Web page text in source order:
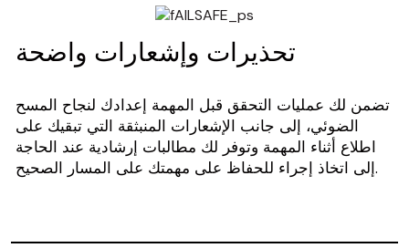
تحذيرات وإشعارات واضحة
تضمن لك عمليات التحقق قبل المهمة إعدادك لنجاح المسح
الضوئي، إلى جانب الإشعارات المنبثقة التي تبقيك على
اطلاع أثناء المهمة وتوفر لك مطالبات إرشادية عند الحاجة
إلى اتخاذ إجراء للحفاظ على مهمتك على المسار الصحيح.